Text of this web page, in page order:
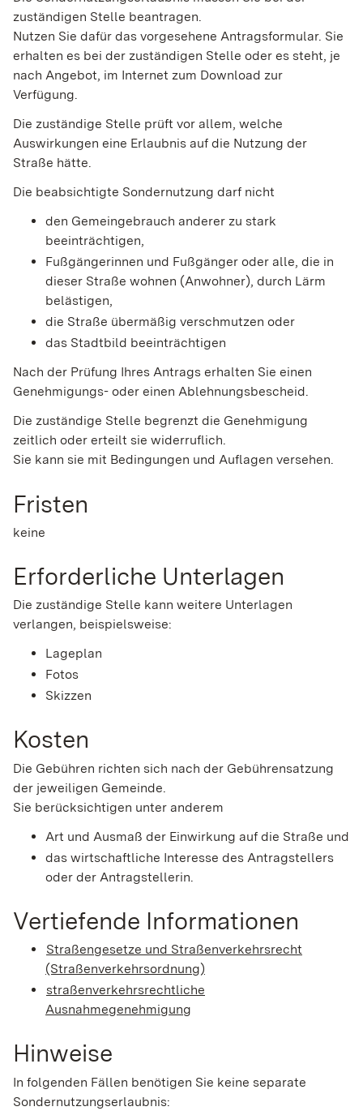
zuständigen Stelle beantragen.
Nutzen Sie dafür das vorgesehene Antragsformular. Sie
erhalten es bei der zuständigen Stelle oder es steht, je
nach Angebot, im Internet zum Download zur
Verfügung.
Die zuständige Stelle prüft vor allem, welche
Auswirkungen eine Erlaubnis auf die Nutzung der
Straße hätte.
Die beabsichtigte Sondernutzung darf nicht
den Gemeingebrauch anderer zu stark
beeinträchtigen,
Fußgängerinnen und Fußgänger oder alle, die in
dieser Straße wohnen (Anwohner), durch Lärm
belästigen,
die Straße übermäßig verschmutzen oder
das Stadtbild beeinträchtigen
Nach der Prüfung Ihres Antrags erhalten Sie einen
Genehmigungs- oder einen Ablehnungsbescheid.
Die zuständige Stelle begrenzt die Genehmigung
zeitlich oder erteilt sie widerruflich.
Sie kann sie mit Bedingungen und Auflagen versehen.
Fristen
keine
Erforderliche Unterlagen
Die zuständige Stelle kann weitere Unterlagen
verlangen, beispielsweise:
Lageplan
Fotos
Skizzen
Kosten
Die Gebühren richten sich nach der Gebührensatzung
der jeweiligen Gemeinde.
Sie berücksichtigen unter anderem
Art und Ausmaß der Einwirkung auf die Straße und
das wirtschaftliche Interesse des Antragstellers
oder der Antragstellerin.
Vertiefende Informationen
Straßengesetze und Straßenverkehrsrecht
(Straßenverkehrsordnung)
straßenverkehrsrechtliche
Ausnahmegenehmigung
Hinweise
In folgenden Fällen benötigen Sie keine separate
Sondernutzungserlaubnis: